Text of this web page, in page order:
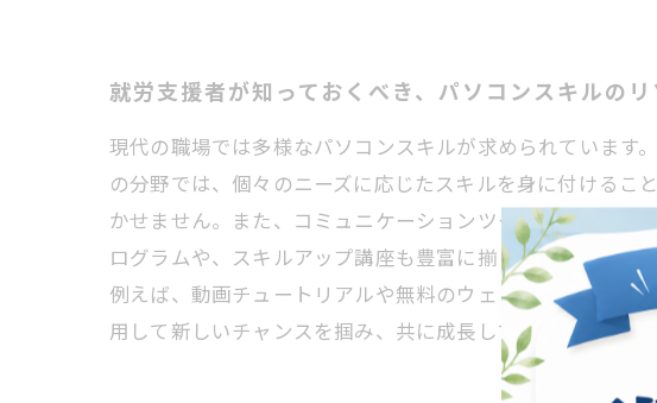
就労支援者が知っておくべき、パソコンスキルのリ
現代の職場では多様なパソコンスキルが求められています
の分野では、個々のニーズに応じたスキルを身に付ける
かせません。また、コミュニケーションツールを使いこな
ログラムや、スキルアップ講座も豊富に揃っています。こ
例えば、動画チュートリアルや無料のウェビナーを活用す
用して新しいチャンスを掴み、共に成長していきましょう。